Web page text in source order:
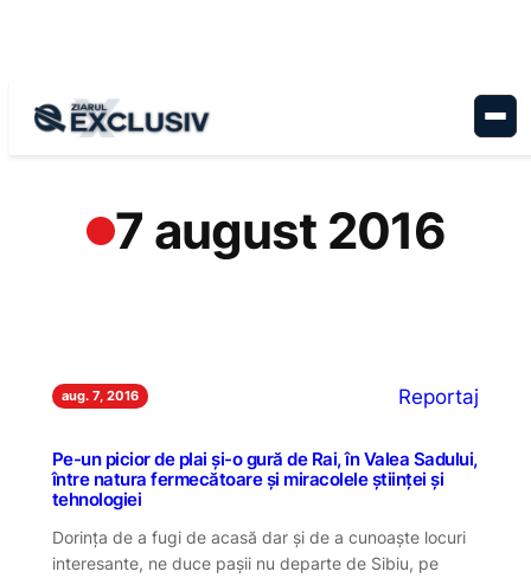
7 august 2016
aug. 7, 2016 Reportaj
Pe-un picior de plai şi-o gură de Rai, în Valea Sadului,
între natura fermecătoare şi miracolele ştiinţei şi
tehnologiei
Dorinţa de a fugi de acasă dar şi de a cunoaşte locuri
interesante, ne duce paşii nu departe de Sibiu, pe